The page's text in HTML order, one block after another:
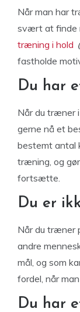
Når man har
svært at finde
træning i hold
fastholde
Du har
Når du træner
gerne nå et
bestemt antal
træning, og
fortsætte.
Du er
Når du træner
andre
mål, og som
fordel, når
Du har